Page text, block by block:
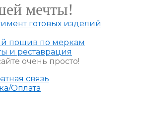
мечты!
готовых изделий
пошив по меркам
и реставрация
очень просто!
связь
Оплата